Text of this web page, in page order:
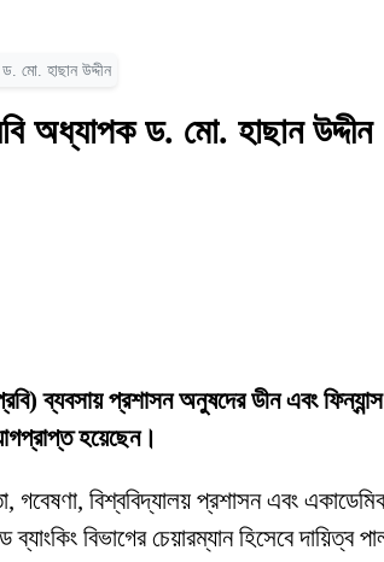
মো. হাছান উদ্দীন
অধ্যাপক ড. মো. হাছান উদ্দীন
ব্যবসায় প্রশাসন অনুষদের ডীন এবং
হয়েছেন।
গবেষণা, বিশ্ববিদ্যালয় প্রশাসন এবং
বিভাগের চেয়ারম্যান হিসেবে